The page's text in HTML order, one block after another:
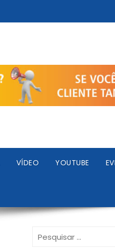
VÍDEO YOUTUBE
Pesquisar